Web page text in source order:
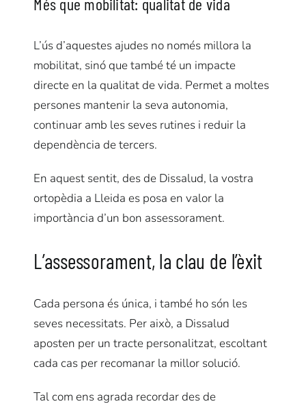
L’ús d’aquestes ajudes no només millora la
mobilitat, sinó que també té un impacte
directe en la qualitat de vida. Permet a moltes
persones mantenir la seva autonomia,
continuar amb les seves rutines i reduir la
dependència de tercers.
En aquest sentit, des de Dissalud, la vostra
ortopèdia a Lleida es posa en valor la
importància d’un bon assessorament.
L’assessorament, la clau de l’èxit
Cada persona és única, i també ho són les
seves necessitats. Per això, a Dissalud
aposten per un tracte personalitzat, escoltant
cada cas per recomanar la millor solució.
Tal com ens agrada recordar des de